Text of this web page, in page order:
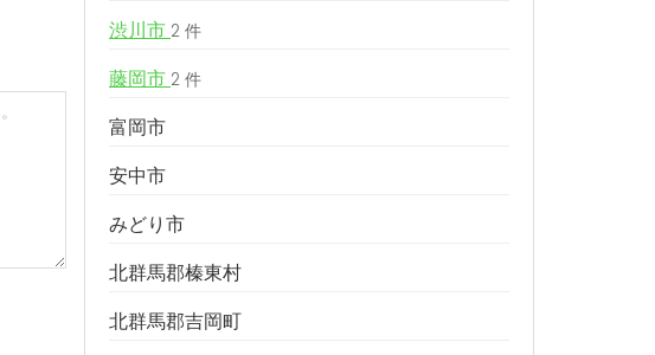
渋川市 2 件
藤岡市 2 件
富岡市
安中市
みどり市
北群馬郡榛東村
北群馬郡吉岡町